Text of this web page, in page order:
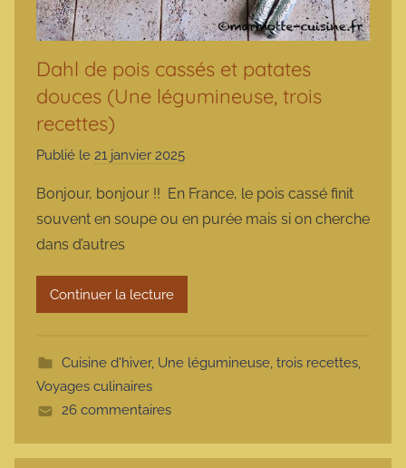
Dahl de pois cassés et patates
douces (Une légumineuse, trois
recettes)
Publié le 21 janvier 2025
m
r
t
Bonjour, bonjour !! En France, le pois cassé finit
souvent en soupe ou en purée mais si on cherche
dans d’autres
Continuer la lecture
Cuisine d'hiver, Une légumineuse, trois recettes,
Voyages culinaires
26 commentaires